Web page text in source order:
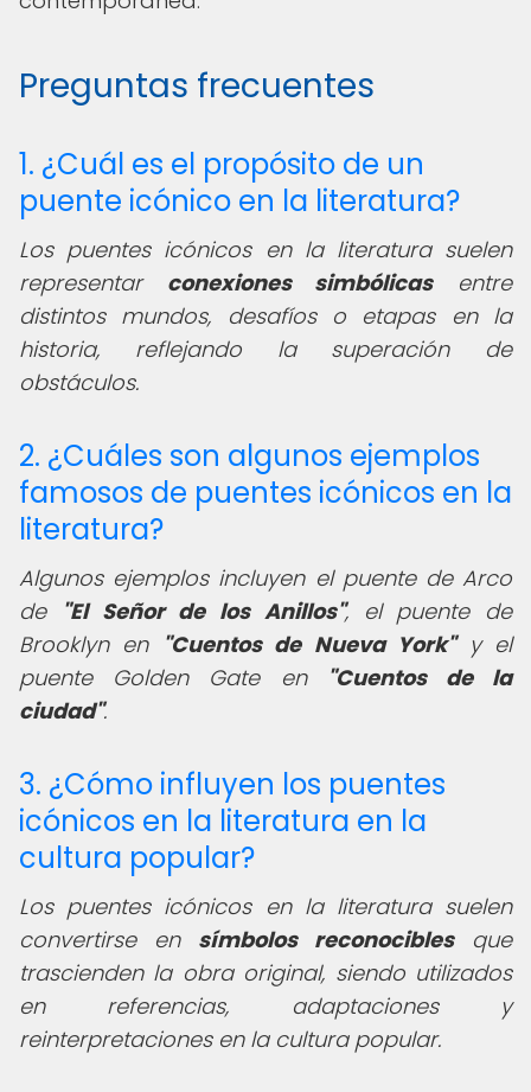
Preguntas frecuentes
1. ¿Cuál es el propósito de un
puente icónico en la literatura?
Los puentes icónicos en la literatura suelen
representar conexiones simbólicasentre
distintos mundos, desafíos o etapas en la
historia, reflejando la superación de
obstáculos.
2. ¿Cuáles son algunos ejemplos
famosos de puentes icónicos en la
literatura?
Algunos ejemplos incluyen el puente de Arco
de "El Señor de los Anillos", el puente de
Brooklyn en "Cuentos de Nueva York"y el
puente Golden Gate en
"Cuentos de la
ciudad".
3. ¿Cómo influyen los puentes
icónicos en la literatura en la
cultura popular?
Los puentes icónicos en la literatura suelen
convertirse en símbolos reconociblesque
trascienden la obra original, siendo utilizados
en referencias, adaptaciones y
reinterpretaciones en la cultura popular.